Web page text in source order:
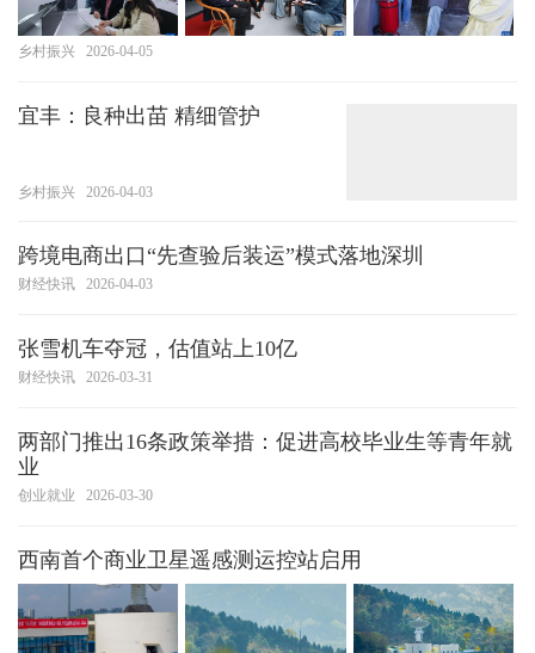
乡村振兴 2026-04-05
宜丰：良种出苗 精细管护
乡村振兴 2026-04-03
跨境电商出口“先查验后装运”模式落地深圳
财经快讯 2026-04-03
张雪机车夺冠，估值站上10亿
财经快讯 2026-03-31
两部门推出16条政策举措：促进高校毕业生等青年就
业
创业就业 2026-03-30
西南首个商业卫星遥感测运控站启用